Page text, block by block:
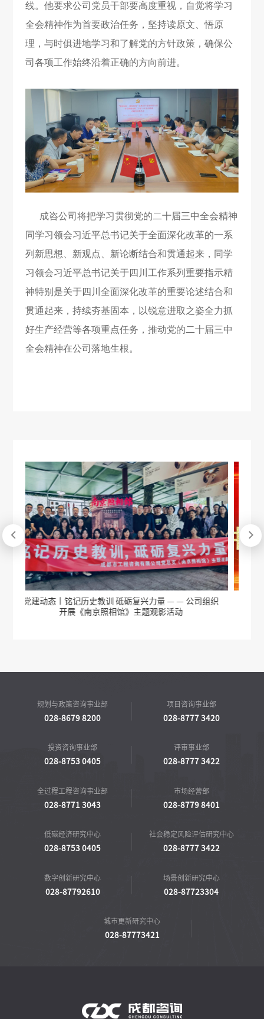
线。他要求公司党员干部要高度重视，自觉将学习
全会精神作为首要政治任务，坚持读原文、悟原
理，与时俱进地学习和了解党的方针政策，确保公
司各项工作始终沿着正确的方向前进。
成咨公司将把学习贯彻党的二十届三中全会精神
同学习领会习近平总书记关于全面深化改革的一系
列新思想、新观点、新论断结合和贯通起来，同学
习领会习近平总书记关于四川工作系列重要指示精
神特别是关于四川全面深化改革的重要论述结合和
贯通起来，持续夯基固本，以锐意进取之姿全力抓
好生产经营等各项重点任务，推动党的二十届三中
全会精神在公司落地生根。
量 — — 公司组织
公司党支部召开深入贯彻中央八项规定精神学习
员部署会
 
规划与政策咨询事业部
028-8679 8200
项目咨询事业部
028-8777 3420
投资咨询事业部
028-8753 0405
评审事业部
028-8777 3422
全过程工程咨询事业部
028-8771 3043
市场经营部
028-8779 8401
低碳经济研究中心
028-8753 0405
社会稳定风险评估研究中心
028-8777 3422
数字创新研究中心
028-87792610
场景创新研究中心
028-87723304
城市更新研究中心
028-87773421